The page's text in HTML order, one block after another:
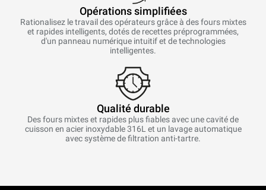
Opérations simplifiées
Rationalisez le travail des opérateurs grâce à des fours mixtes
et rapides intelligents, dotés de recettes préprogrammées,
d'un panneau numérique intuitif et de technologies
intelligentes.
Qualité durable
Des fours mixtes et rapides plus fiables avec une cavité de
cuisson en acier inoxydable 316L et un lavage automatique
avec système de filtration anti-tartre.